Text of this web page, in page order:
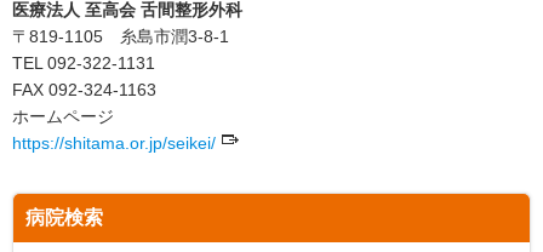
医療法人 至高会 舌間整形外科
〒819-1105 糸島市潤3-8-1
TEL 092-322-1131
FAX 092-324-1163
ホームページ
https://shitama.or.jp/seikei/
病院検索